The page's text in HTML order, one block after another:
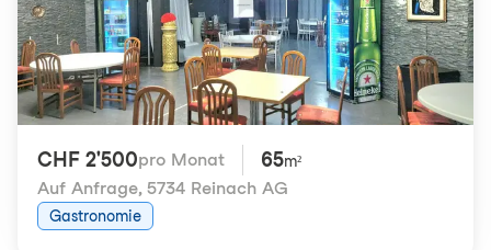
CHF 2'500pro Monat 65m²
Auf Anfrage, 5734 Reinach AG
Gastronomie